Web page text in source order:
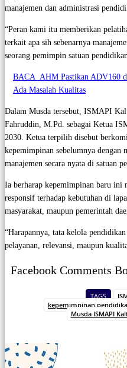
manajemen dan administrasi
“Peran kami itu memberikan
terkait apa sih sebenarnya
seorang pemimpin satuan
BACA AHM Pastikan ADV160
Ada Masalah Kualitas
Dalam Musda tersebut, ISMAPI
Fahruddin, M.Pd. sebagai Ketua
2030. Ketua terpilih disebut
kepemimpinan sebelumnya dengan
manajemen secara nyata di satuan
Ia berharap kepemimpinan baru ini
responsif terhadap kebutuhan di
masyarakat, maupun pemerintah
“Harapannya, tata kelola
pelayanan, relevansi, maupun
Facebook Comments
TAGS
kepemimpinan
Musda ISMAPI